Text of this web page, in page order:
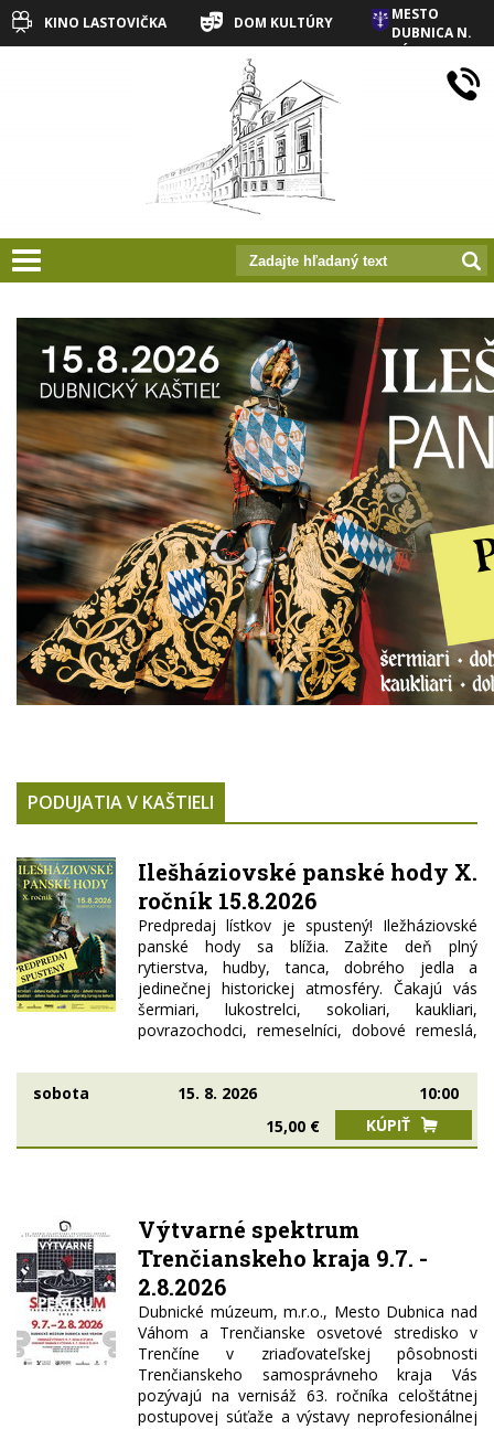
KINO LASTOVIČKA DOM KULTÚRY
MESTO
DUBNICA N.
VÁHOM
prepnut_navigaciu
PODUJATIA V KAŠTIELI
Ilešháziovské panské hody X.
ročník 15.8.2026
Predpredaj lístkov je spustený! Iležháziovské
panské hody sa blížia. Zažite deň plný
rytierstva, hudby, tanca, dobrého jedla a
jedinečnej historickej atmosféry. Čakajú vás
šermiari, lukostrelci, sokoliari, kaukliari,
povrazochodci, remeselníci, dobové remeslá,
rytiersky turnaj na koňoch. Začíname o 10.00
hod. slávnostným sprievodom mestom. Počas
celého dňa ožijú Park Jána Baltazára Magina aj
nádvorie Dubnického kaštieľa bohatým
programom pre malých i veľkých. Večer od
šou Excalibur. A teraz dobrá správa pre
všetkých, ktorí plánujú prísť na Ilešháziovské
panské hody! Vzhľadom na rastúce náklady
sme tento rok museli pristúpiť k úprave ceny
vstupného. Rozhodli sme sa ale, že do 2.
augusta zostáva cena vstupného rovnaká ako
minulý rok. Od 3. augusta...
sobota 15. 8. 2026
10:00
15,00 €
KÚPIŤ
Výtvarné spektrum
Trenčianskeho kraja 9.7. -
2.8.2026
Dubnické múzeum, m.r.o., Mesto Dubnica nad
Váhom a Trenčianske osvetové stredisko v
Trenčíne v zriaďovateľskej pôsobnosti
Trenčianskeho samosprávneho kraja Vás
pozývajú na vernisáž 63. ročníka celoštátnej
postupovej súťaže a výstavy neprofesionálnej